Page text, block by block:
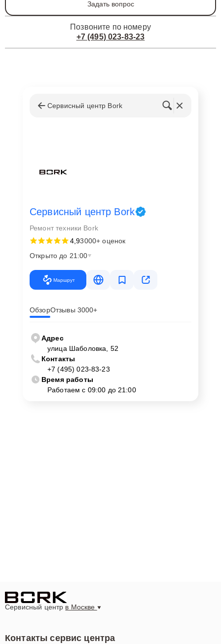
Задать вопрос
Позвоните по номеру
+7 (495) 023-83-23
Сервисный центр Bork
Сервисный центр Bork
Ремонт техники Bork
4,93000+ оценок
Открыто до 21:00
Маршрут
ОбзорОтзывы 3000+
Адрес
улица Шаболовка, 52
Контакты
+7 (495) 023-83-23
Время работы
Работаем с 09:00 до 21:00
Сервисный центр в Москве
Контакты сервис центра